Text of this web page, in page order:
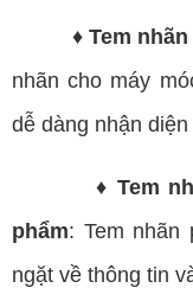
♦ Tem
nhãn cho máy
dễ dàng nhận
♦ Tem
phẩm: Tem nhãn
ngặt về thông tin